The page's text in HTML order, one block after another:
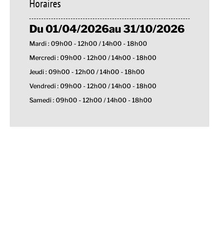
Horaires
Du 01/04/2026au 31/10/2026
Mardi : 09h00 - 12h00 / 14h00 - 18h00
Mercredi : 09h00 - 12h00 / 14h00 - 18h00
Jeudi : 09h00 - 12h00 / 14h00 - 18h00
Vendredi : 09h00 - 12h00 / 14h00 - 18h00
Samedi : 09h00 - 12h00 / 14h00 - 18h00